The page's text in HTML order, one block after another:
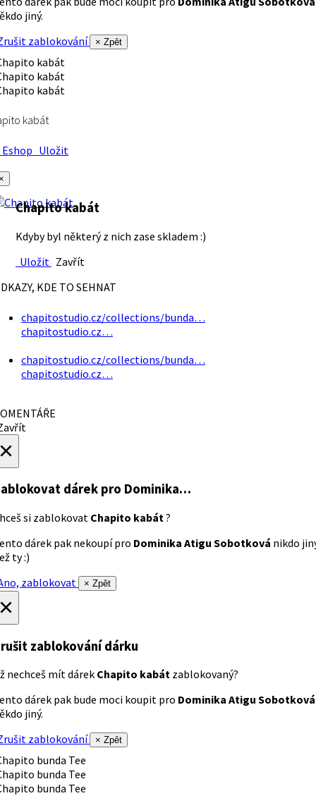
jiný.
zablokování
× Zpět
kabát
Uložit
Chapito kabát
Kdyby byl některý z nich zase skladem :)
Uložit Zavřít
KDE TO SEHNAT
chapitostudio.cz/collections/bunda…
chapitostudio.cz…
chapitostudio.cz/collections/bunda…
chapitostudio.cz…
dárek pro Dominika…
si zablokovat Chapito kabát ?
dárek pak nekoupí pro Dominika Atigu Sobotková nikdo
ty :)
zablokovat
× Zpět
zablokování dárku
nechceš mít dárek Chapito kabát zablokovaný?
dárek pak bude moci koupit pro Dominika Atigu Sobotková
jiný.
zablokování
× Zpět